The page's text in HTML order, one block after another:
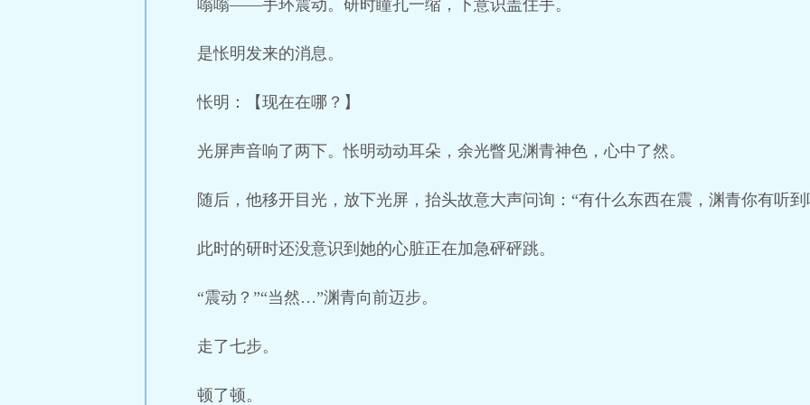
嗡嗡——手环震动。研时瞳孔一缩，下意识盖住手。
是怅明发来的消息。
怅明：【现在在哪？】
光屏声音响了两下。怅明动动耳朵，余光瞥见渊青神色，心中了然。
随后，他移开目光，放下光屏，抬头故意大声问询：“有什么东西在震，渊青你有听到
此时的研时还没意识到她的心脏正在加急砰砰跳。
“震动？”“当然…”渊青向前迈步。
走了七步。
顿了顿。